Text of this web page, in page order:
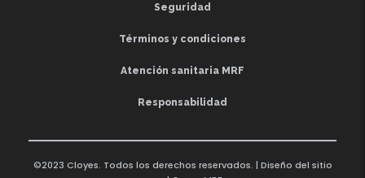
Seguridad
Términos y condiciones
Atención sanitaria MRF
Responsabilidad
©2023 Cloyes. Todos los derechos reservados. | Diseño del sitio